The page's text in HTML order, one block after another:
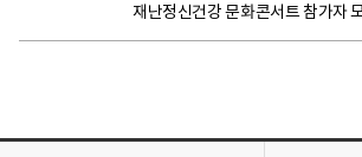
재난정신건강 문화콘서트 참가자